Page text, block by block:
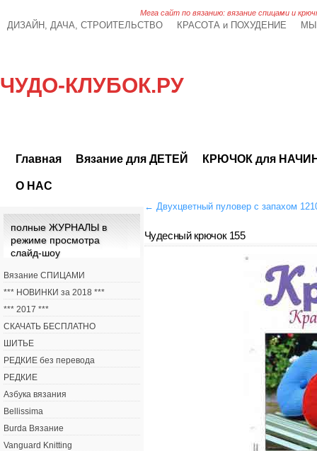
Мега сайт по вязанию: вязание спицами и
ДИЗАЙН, ДАЧА, СТРОИТЕЛЬСТВО КРАСОТА и ПОХУДЕНИЕ
ЧУДО-КЛУБОК.РУ
Главная Вязание для ДЕТЕЙ КРЮЧОК для
О НАС
← Двухцветный пуловер с запахом
Чудесный крючок 155
полные ЖУРНАЛЫ в
режиме просмотра
слайд-шоу
Вязание СПИЦАМИ
*** НОВИНКИ за 2018 ***
*** 2017 ***
СКАЧАТЬ БЕСПЛАТНО
ШИТЬЕ
РЕДКИЕ без перевода
РЕДКИЕ
Азбука вязания
Bellissima
Burda Вязание
Vanguard Knitting